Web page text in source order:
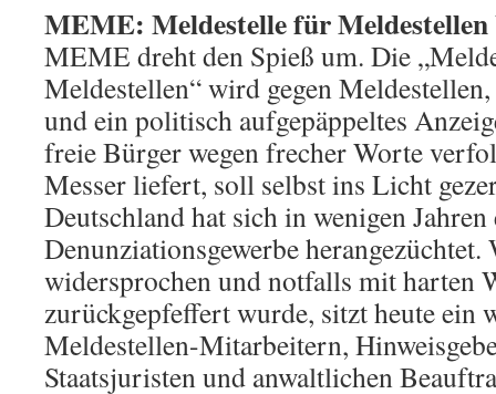
MEME: Meldestelle für
MEME dreht den Spieß um. Die
Meldestellen“ wird gegen
und ein politisch aufgepäppeltes
freie Bürger wegen frecher Worte
Messer liefert, soll selbst ins Licht
Deutschland hat sich in wenigen
Denunziationsgewerbe
widersprochen und notfalls mit harten
zurückgepfeffert wurde, sitzt heute ein
Meldestellen-Mitarbeitern,
Staatsjuristen und anwaltlichen